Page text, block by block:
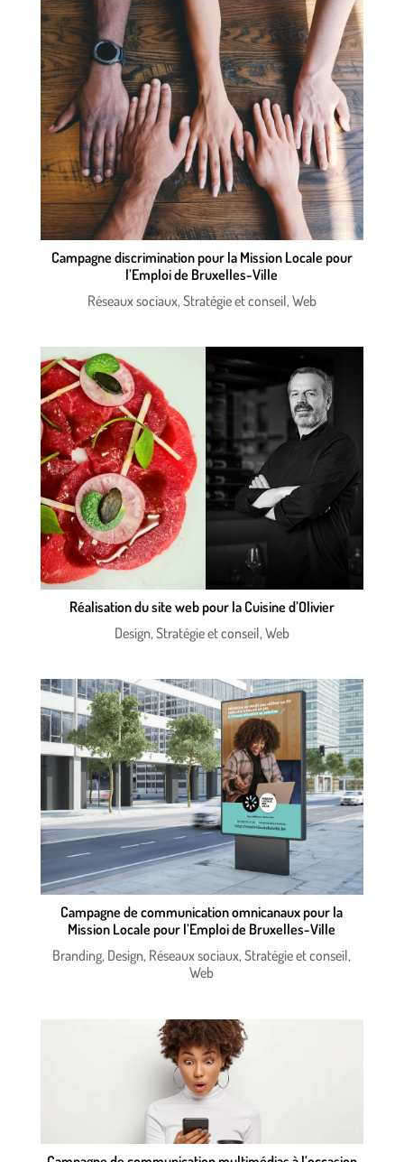
Campagne discrimination pour la Mission Locale pour
l’Emploi de Bruxelles-Ville
Réseaux sociaux, Stratégie et conseil, Web
Réalisation du site web pour la Cuisine d’Olivier
Design, Stratégie et conseil, Web
Campagne de communication omnicanaux pour la
Mission Locale pour l’Emploi de Bruxelles-Ville
Branding, Design, Réseaux sociaux,Stratégie et conseil,
Web